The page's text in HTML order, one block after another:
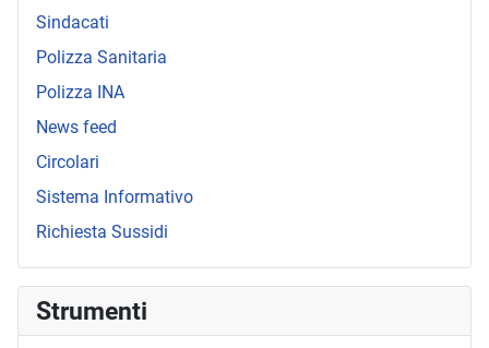
Sindacati
Polizza Sanitaria
Polizza INA
News feed
Circolari
Sistema Informativo
Richiesta Sussidi
Strumenti